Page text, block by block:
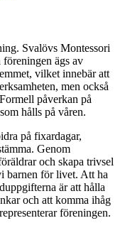
Svalövs Montessori
ägs av
vilket innebär att
men också
påverkan på
hålls på våren.
på fixardagar,
Genom
och skapa trivsel
barnen för livet. Att ha
är att hålla
och att komma ihåg
föreningen.